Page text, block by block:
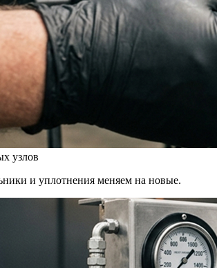
узлов
и уплотнения меняем на новые.